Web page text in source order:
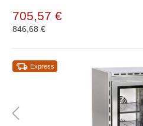
705,57 €
846,68 €
Express